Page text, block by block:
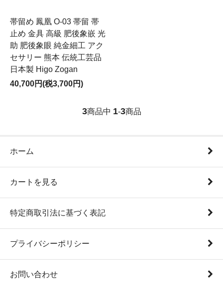
帯留め 鳳凰 O-03 帯留 帯
止め 金具 高級 肥後象嵌 光
助 肥後象眼 純金細工 アク
セサリー 熊本 伝統工芸品
日本製 Higo Zogan
40,700円(税3,700円)
3商品中 1-3商品
ホーム
カートを見る
特定商取引法に基づく表記
プライバシーポリシー
お問い合わせ